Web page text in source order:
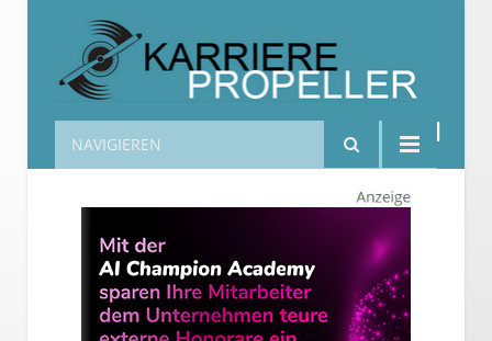
Karrierepropeller
NAVIGIEREN